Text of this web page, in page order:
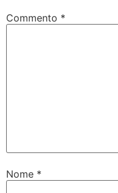
Commento *
Nome *